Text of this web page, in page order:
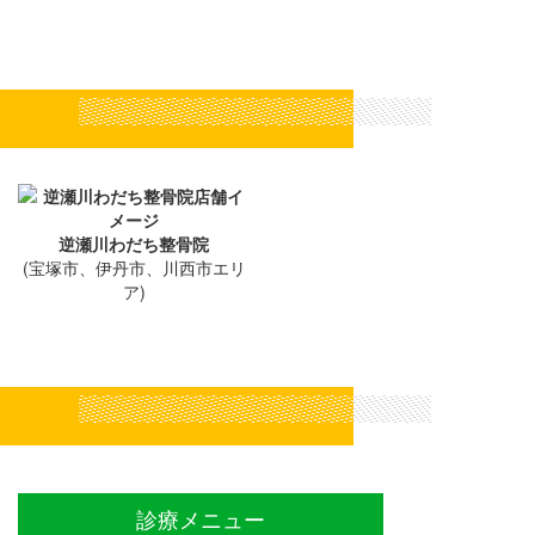
逆瀬川わだち整骨院
(宝塚市、伊丹市、川西市エリ
ア)
診療メニュー